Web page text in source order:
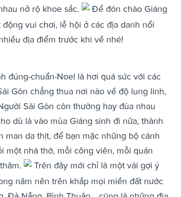
nở rộ khoe sắc.
Để đón chào Giáng
vui chơi, lễ hội ở các địa danh nổi
địa điểm trước khi về nhé!
đúng-chuẩn-Noel là hơi quá sức với các
Gòn chẳng thua nơi nào về độ lung linh,
Sài Gòn còn thường hay đùa nhau
dù là vào mùa Giáng sinh đi nữa, thành
da thịt, để bạn mặc những bộ cánh
một nhà thờ, mỗi công viên, mỗi quán
Trên đây mới chỉ là một vài gợi ý
năm nên trên khắp mọi miền đất nước